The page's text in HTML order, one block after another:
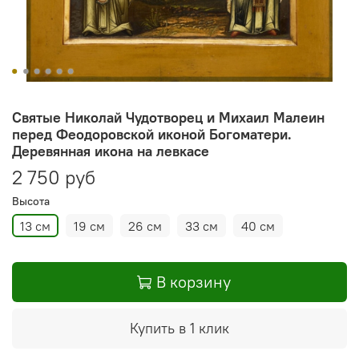
Святые Николай Чудотворец и Михаил Малеин
перед Феодоровской иконой Богоматери.
Деревянная икона на левкасе
2 750 руб
Высота
13 см 19 см 26 см 33 см 40 см
В корзину
Купить в 1 клик